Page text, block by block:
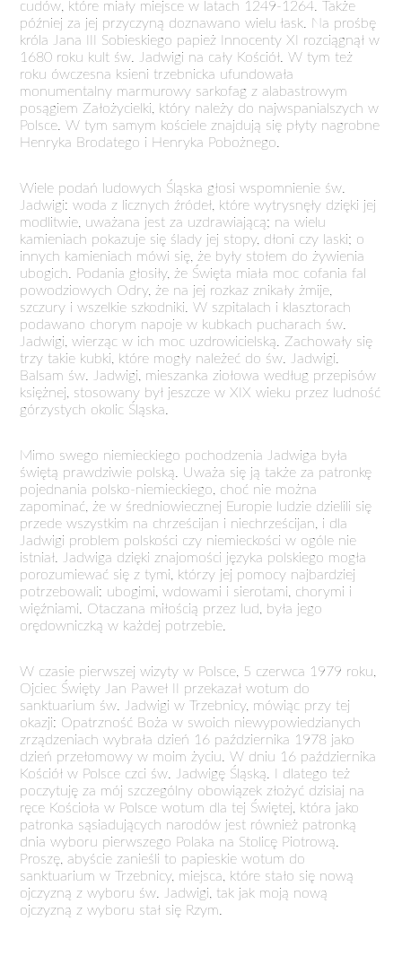
cudów, które miały miejsce w latach 1249-1264. Także
później za jej przyczyną doznawano wielu łask. Na prośbę
króla Jana III Sobieskiego papież Innocenty XI rozciągnął w
1680 roku kult św. Jadwigi na cały Kościół. W tym też
roku ówczesna ksieni trzebnicka ufundowała
monumentalny marmurowy sarkofag z alabastrowym
posągiem Założycielki, który należy do najwspanialszych w
Polsce. W tym samym kościele znajdują się płyty nagrobne
Henryka Brodatego i Henryka Pobożnego.
Wiele podań ludowych Śląska głosi wspomnienie św.
Jadwigi: woda z licznych źródeł, które wytrysnęły dzięki jej
modlitwie, uważana jest za uzdrawiającą; na wielu
kamieniach pokazuje się ślady jej stopy, dłoni czy laski; o
innych kamieniach mówi się, że były stołem do żywienia
ubogich. Podania głosiły, że Święta miała moc cofania fal
powodziowych Odry, że na jej rozkaz znikały żmije,
szczury i wszelkie szkodniki. W szpitalach i klasztorach
podawano chorym napoje w kubkach pucharach św.
Jadwigi, wierząc w ich moc uzdrowicielską. Zachowały się
trzy takie kubki, które mogły należeć do św. Jadwigi.
Balsam św. Jadwigi, mieszanka ziołowa według przepisów
księżnej, stosowany był jeszcze w XIX wieku przez ludność
górzystych okolic Śląska.
Mimo swego niemieckiego pochodzenia Jadwiga była
świętą prawdziwie polską. Uważa się ją także za patronkę
pojednania polsko-niemieckiego, choć nie można
zapominać, że w średniowiecznej Europie ludzie dzielili się
przede wszystkim na chrześcijan i niechrześcijan, i dla
Jadwigi problem polskości czy niemieckości w ogóle nie
istniał. Jadwiga dzięki znajomości języka polskiego mogła
porozumiewać się z tymi, którzy jej pomocy najbardziej
potrzebowali: ubogimi, wdowami i sierotami, chorymi i
więźniami. Otaczana miłością przez lud, była jego
orędowniczką w każdej potrzebie.
W czasie pierwszej wizyty w Polsce, 5 czerwca 1979 roku,
Ojciec Święty Jan Paweł II przekazał wotum do
sanktuarium św. Jadwigi w Trzebnicy, mówiąc przy tej
okazji: Opatrzność Boża w swoich niewypowiedzianych
zrządzeniach wybrała dzień 16 października 1978 jako
dzień przełomowy w moim życiu. W dniu 16 października
Kościół w Polsce czci św. Jadwigę Śląską. I dlatego też
poczytuję za mój szczególny obowiązek złożyć dzisiaj na
ręce Kościoła w Polsce wotum dla tej Świętej, która jako
patronka sąsiadujących narodów jest również patronką
dnia wyboru pierwszego Polaka na Stolicę Piotrową.
Proszę, abyście zanieśli to papieskie wotum do
sanktuarium w Trzebnicy, miejsca, które stało się nową
ojczyzną z wyboru św. Jadwigi, tak jak moją nową
ojczyzną z wyboru stał się Rzym.